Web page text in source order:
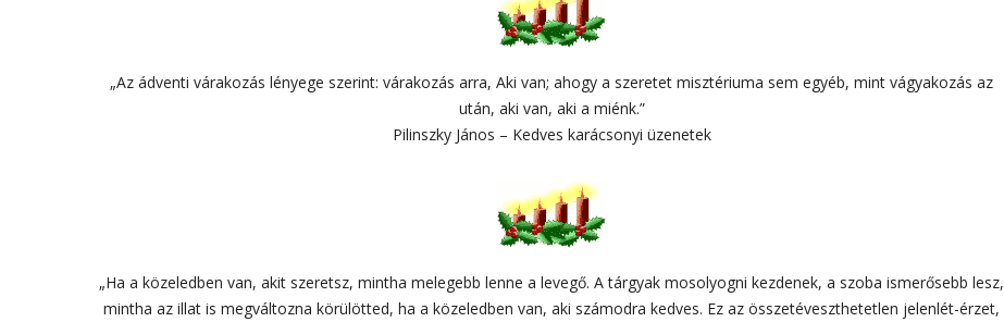
„Az ádventi várakozás lényege szerint: várakozás arra, Aki van; ahogy a szeretet misztériuma sem egyéb, mint vágyakozás az
után, aki van, aki a miénk.”
Pilinszky János – Kedves karácsonyi üzenetek
„Ha a közeledben van, akit szeretsz, mintha melegebb lenne a levegő. A tárgyak mosolyogni kezdenek, a szoba ismerősebb lesz,
mintha az illat is megváltozna körülötted, ha a közeledben van, aki számodra kedves. Ez az összetéveszthetetlen jelenlét-érzet,